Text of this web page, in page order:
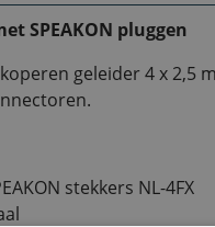
SPEAKON pluggen
geleider 4 x 2,5
stekkers NL-4FX